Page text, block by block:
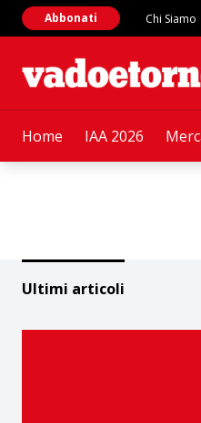
Home IAA 2026
Abbonati Chi Siamo
Ultimi articoli